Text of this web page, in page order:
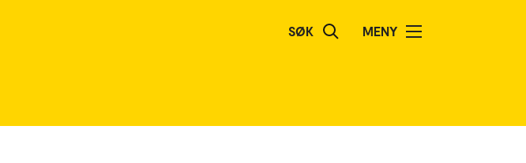
SØK MENY